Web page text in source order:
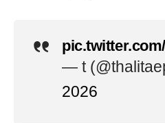
— t
2026